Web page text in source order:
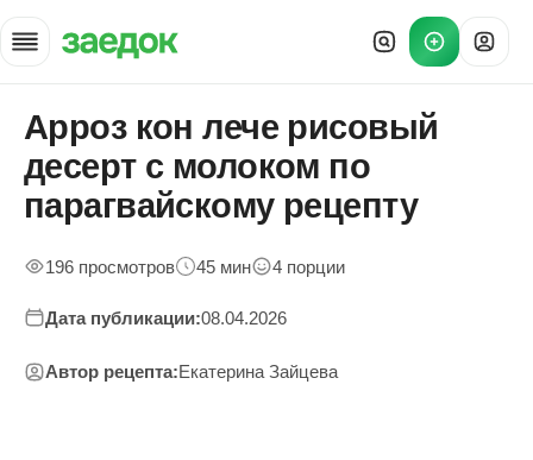
Главная
»
Рецепты
»
Парагвайский арроз кон лече с молоком — приготовление
Арроз кон лече рисовый
десерт с молоком по
парагвайскому рецепту
196 просмотров 45 мин 4 порции
Дата публикации:08.04.2026
Автор рецепта:Екатерина Зайцева